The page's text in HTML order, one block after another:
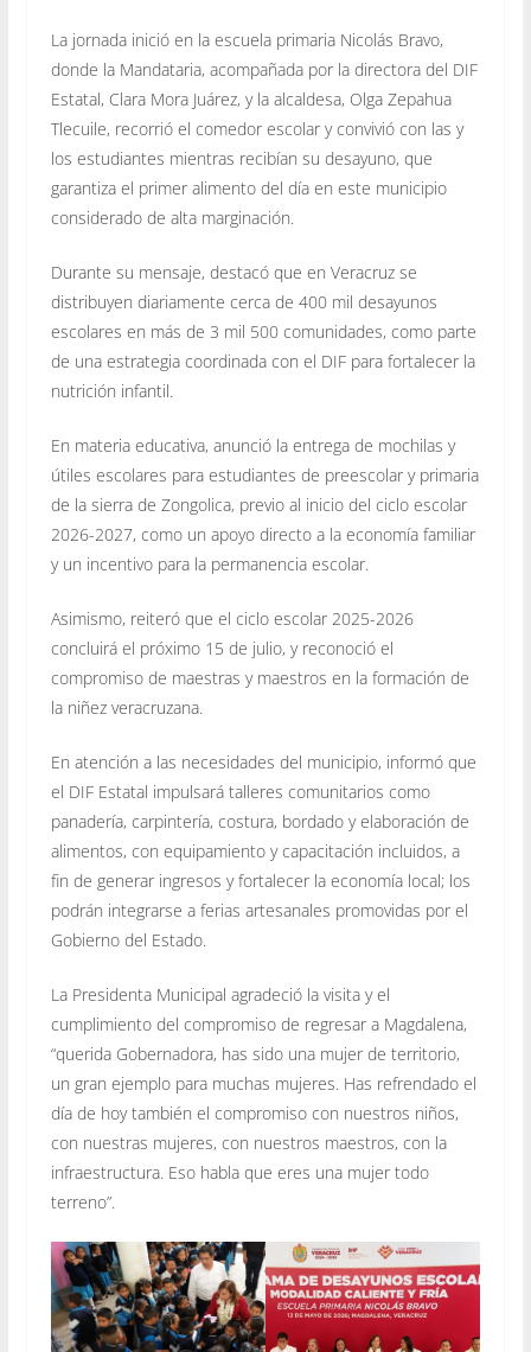
La jornada inició en la escuela primaria Nicolás Bravo,
donde la Mandataria, acompañada por la directora del DIF
Estatal, Clara Mora Juárez, y la alcaldesa, Olga Zepahua
Tlecuile, recorrió el comedor escolar y convivió con las y
los estudiantes mientras recibían su desayuno, que
garantiza el primer alimento del día en este municipio
considerado de alta marginación.
Durante su mensaje, destacó que en Veracruz se
distribuyen diariamente cerca de 400 mil desayunos
escolares en más de 3 mil 500 comunidades, como parte
de una estrategia coordinada con el DIF para fortalecer la
nutrición infantil.
En materia educativa, anunció la entrega de mochilas y
útiles escolares para estudiantes de preescolar y primaria
de la sierra de Zongolica, previo al inicio del ciclo escolar
2026-2027, como un apoyo directo a la economía familiar
y un incentivo para la permanencia escolar.
Asimismo, reiteró que el ciclo escolar 2025-2026
concluirá el próximo 15 de julio, y reconoció el
compromiso de maestras y maestros en la formación de
la niñez veracruzana.
En atención a las necesidades del municipio, informó que
el DIF Estatal impulsará talleres comunitarios como
panadería, carpintería, costura, bordado y elaboración de
alimentos, con equipamiento y capacitación incluidos, a
fin de generar ingresos y fortalecer la economía local; los
podrán integrarse a ferias artesanales promovidas por el
Gobierno del Estado.
La Presidenta Municipal agradeció la visita y el
cumplimiento del compromiso de regresar a Magdalena,
“querida Gobernadora, has sido una mujer de territorio,
un gran ejemplo para muchas mujeres. Has refrendado el
día de hoy también el compromiso con nuestros niños,
con nuestras mujeres, con nuestros maestros, con la
infraestructura. Eso habla que eres una mujer todo
terreno”.